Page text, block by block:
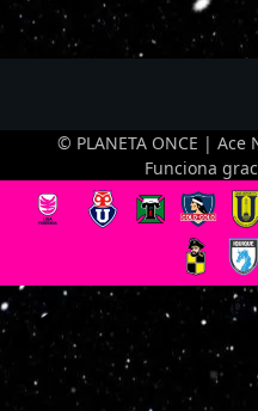
© PLANETA ONCE | Ace
Funciona
Optimized by
Turns on site high speed to